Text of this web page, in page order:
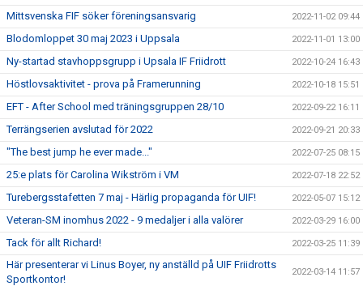
Mittsvenska FIF söker föreningsansvarig 2022-11-02 09:44
Blodomloppet 30 maj 2023 i Uppsala 2022-11-01 13:00
Ny-startad stavhoppsgrupp i Upsala IF Friidrott 2022-10-24 16:43
Höstlovsaktivitet - prova på Framerunning 2022-10-18 15:51
EFT - After School med träningsgruppen 28/10 2022-09-22 16:11
Terrängserien avslutad för 2022 2022-09-21 20:33
"The best jump he ever made..." 2022-07-25 08:15
25:e plats för Carolina Wikström i VM 2022-07-18 22:52
Turebergsstafetten 7 maj - Härlig propaganda för UIF! 2022-05-07 15:12
Veteran-SM inomhus 2022 - 9 medaljer i alla valörer 2022-03-29 16:00
Tack för allt Richard! 2022-03-25 11:39
Här presenterar vi Linus Boyer, ny anställd på UIF Friidrotts
Sportkontor!
2022-03-14 11:57